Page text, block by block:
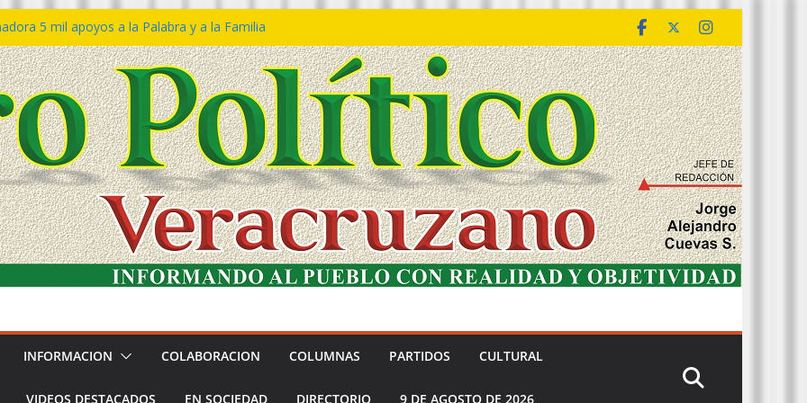
5 mil apoyos a la Palabra y a la Familia
Declaraciones de Procedencia en contra
𝙂𝙤𝙗𝙞𝙚𝙧𝙣𝙤 𝙙𝙚𝙡 𝙀𝙨𝙩𝙖𝙙𝙤 𝙖 𝙙𝙞𝙨𝙛𝙧𝙪𝙩𝙖𝙧
𝙙𝙚𝙡 𝙈𝙖𝙧 𝙚𝙣 𝘾𝙤𝙖𝙩𝙯𝙖𝙘𝙤𝙖𝙡𝙘𝙤𝙨
de policías con vocación de servicio y
SSP
Bravo rechaza acusaciones y asegura que
solicitud de desafuero
INFORMACION COLABORACION COLUMNAS PARTIDOS CULTURAL
VIDEOS DESTACADOS EN SOCIEDAD DIRECTORIO 9 DE AGOSTO DE 2026